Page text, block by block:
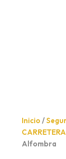
Inicio /
CARRETERA
Alfombra